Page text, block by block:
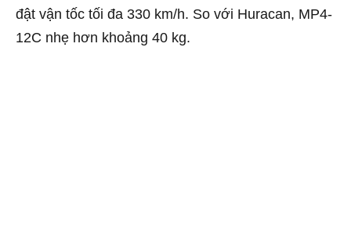
đật vận tốc tối đa 330 km/h. So với Huracan, MP4-
12C nhẹ hơn khoảng 40 kg.